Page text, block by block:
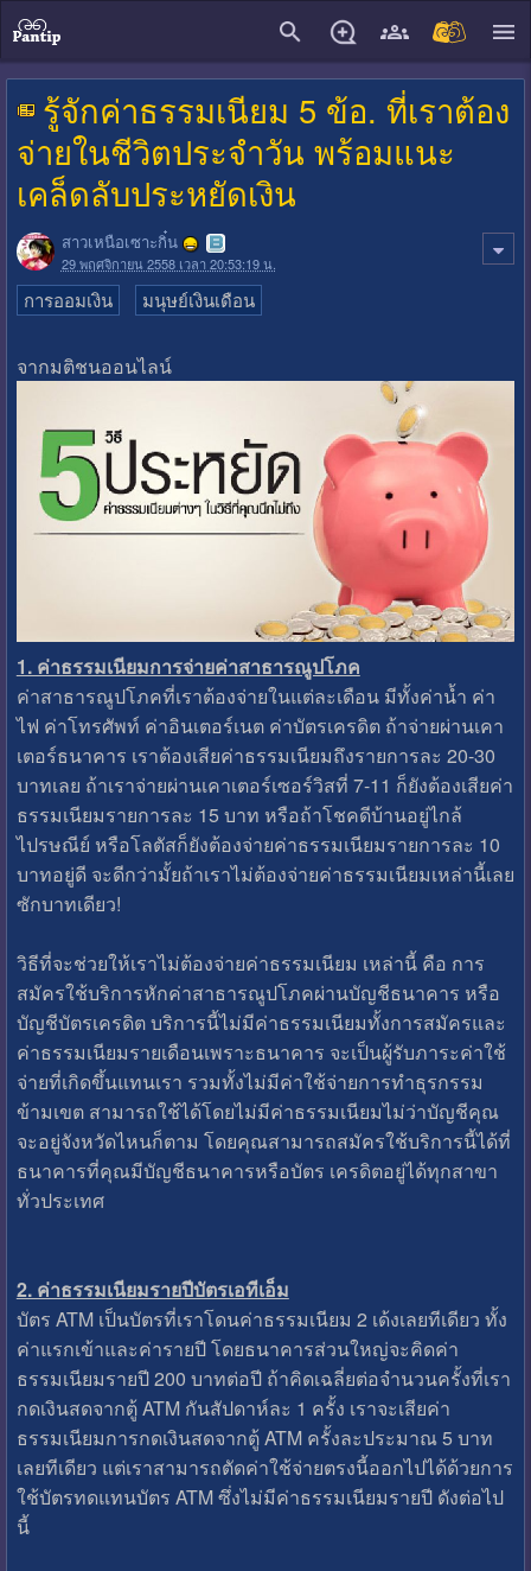
รู้จักค่าธรรมเนียม 5 ข้อ. ที่เราต้อง
จ่ายในชีวิตประจำวัน พร้อมแนะ
เคล็ดลับประหยัดเงิน
สาวเหนือเซาะกิ๋น
29 พฤศจิกายน 2558 เวลา 20:53:19 น.
การออมเงิน มนุษย์เงินเดือน
จากมติชนออนไลน์
1. ค่าธรรมเนียมการจ่ายค่าสาธารณูปโภค
ค่าสาธารณูปโภคที่เราต้องจ่ายในแต่ละเดือน มีทั้งค่าน้ำ ค่า
ไฟ ค่าโทรศัพท์ ค่าอินเตอร์เนต ค่าบัตรเครดิต ถ้าจ่ายผ่านเคา
เตอร์ธนาคาร เราต้องเสียค่าธรรมเนียมถึงรายการละ 20-30
บาทเลย ถ้าเราจ่ายผ่านเคาเตอร์เซอร์วิสที่ 7-11 ก็ยังต้องเสียค่า
ธรรมเนียมรายการละ 15 บาท หรือถ้าโชคดีบ้านอยู่ไกล้
ไปรษณีย์ หรือโลตัสก็ยังต้องจ่ายค่าธรรมเนียมรายการละ 10
บาทอยู่ดี จะดีกว่ามั้ยถ้าเราไม่ต้องจ่ายค่าธรรมเนียมเหล่านี้เลย
ซักบาทเดียว!
วิธีที่จะช่วยให้เราไม่ต้องจ่ายค่าธรรมเนียม เหล่านี้ คือ การ
สมัครใช้บริการหักค่าสาธารณูปโภคผ่านบัญชีธนาคาร หรือ
บัญชีบัตรเครดิต บริการนี้ไม่มีค่าธรรมเนียมทั้งการสมัครและ
ค่าธรรมเนียมรายเดือนเพราะธนาคาร จะเป็นผู้รับภาระค่าใช้
จ่ายที่เกิดขึ้นแทนเรา รวมทั้งไม่มีค่าใช้จ่ายการทำธุรกรรม
ข้ามเขต สามารถใช้ได้โดยไม่มีค่าธรรมเนียมไม่ว่าบัญชีคุณ
จะอยู่จังหวัดไหนก็ตาม โดยคุณสามารถสมัครใช้บริการนี้ได้ที่
ธนาคารที่คุณมีบัญชีธนาคารหรือบัตร เครดิตอยู่ได้ทุกสาขา
ทั่วประเทศ
2. ค่าธรรมเนียมรายปีบัตรเอทีเอ็ม
บัตร ATM เป็นบัตรที่เราโดนค่าธรรมเนียม 2 เด้งเลยทีเดียว ทั้ง
ค่าแรกเข้าและค่ารายปี โดยธนาคารส่วนใหญ่จะคิดค่า
ธรรมเนียมรายปี 200 บาทต่อปี ถ้าคิดเฉลี่ยต่อจำนวนครั้งที่เรา
กดเงินสดจากตู้ ATM กันสัปดาห์ละ 1 ครั้ง เราจะเสียค่า
ธรรมเนียมการกดเงินสดจากตู้ ATM ครั้งละประมาณ 5 บาท
เลยทีเดียว แต่เราสามารถตัดค่าใช้จ่ายตรงนี้ออกไปได้ด้วยการ
ใช้บัตรทดแทนบัตร ATM ซึ่งไม่มีค่าธรรมเนียมรายปี ดังต่อไป
นี้
close